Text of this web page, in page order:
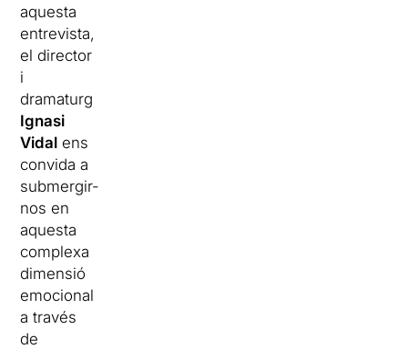
aquesta
entrevista,
el director
i
dramaturg
Ignasi
Vidal ens
convida a
submergir-
nos en
aquesta
complexa
dimensió
emocional
a través
de